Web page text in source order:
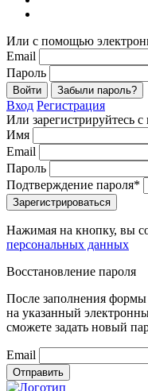
Или с помощью
Email
Пароль
Войти Забыли пароль?
Вход Регистрация
Или зарегистрируйтесь
Имя
Email
Пароль
Подтверждение пароля*
Зарегистрироваться
Нажимая на кнопку, вы
персональных данных
Восстановление пароля
После заполнения
на указанный
сможете задать новый
Email
Отправить